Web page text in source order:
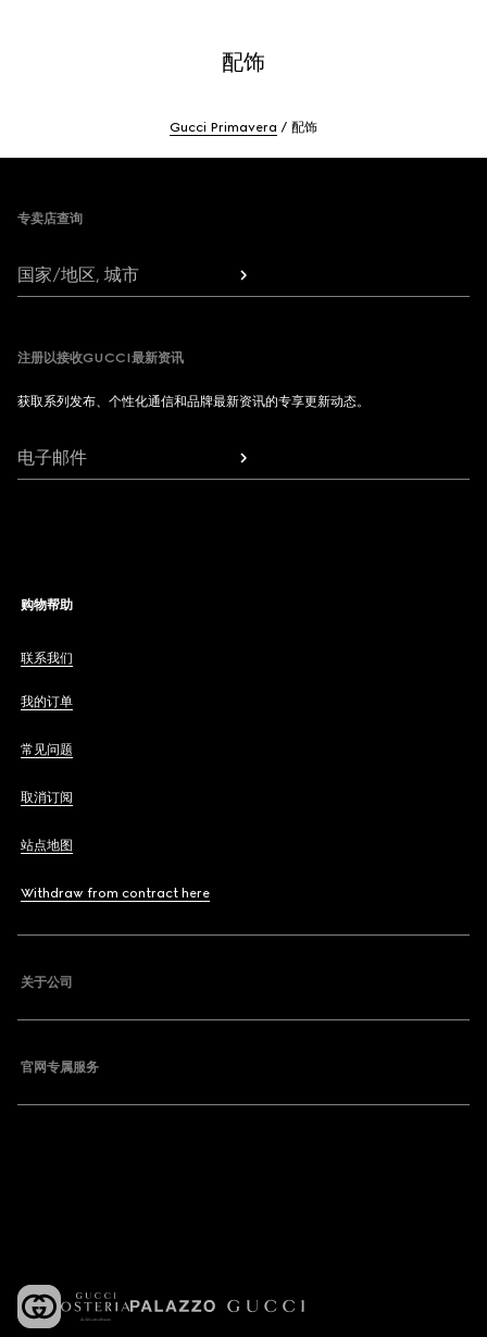
配饰
Gucci Primavera 配饰
专卖店查询
国家/地区, 城市
注册以接收GUCCI最新资讯
获取系列发布、个性化通信和品牌最新资讯的专享更新动态。
电子邮件
购物帮助
联系我们
我的订单
常见问题
取消订阅
站点地图
Withdraw from contract here
关于公司
官网专属服务